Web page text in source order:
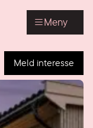
Meny
Meld interesse